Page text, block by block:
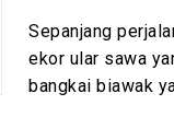
Sepanjang
ekor ular sawa
bangkai biawak